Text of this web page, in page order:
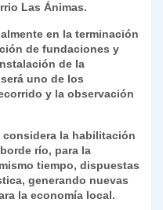
Las Ánimas.
en la terminación
de fundaciones y
de la
uno de los
y la observación
considera la habilitación
río, para la
tiempo, dispuestas
generando nuevas
la economía local.